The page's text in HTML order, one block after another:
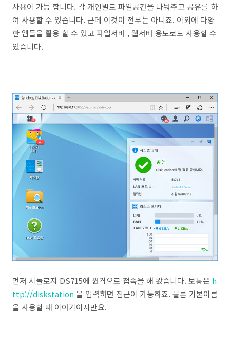
사용이 가능 합니다. 각 개인별로 파일공간을 나눠주고 공유를 하
여 사용할 수 있습니다. 근데 이것이 전부는 아니죠. 이외에 다양
한 앱들을 활용 할 수 있고 파일서버 , 웹서버 용도로도 사용할 수
있습니다.
먼저 시놀로지 DS715에 원격으로 접속을 해 봤습니다. 보통은 h
ttp://diskstation을 입력하면 접근이 가능하죠. 물론 기본이름
을 사용할 때 이야기이지만요.